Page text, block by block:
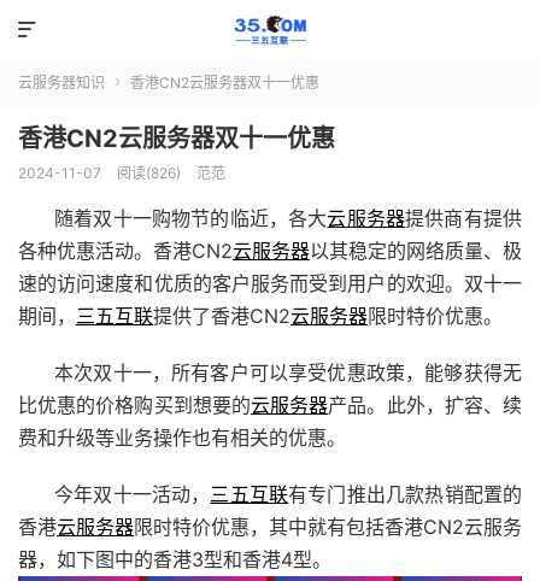

云服务器知识  香港CN2云服务器双十一优惠
香港CN2云服务器双十一优惠
2024-11-07 阅读(826) 范范
随着双十一购物节的临近，各大云服务器提供商有提供
各种优惠活动。香港CN2云服务器以其稳定的网络质量、极
速的访问速度和优质的客户服务而受到用户的欢迎。双十一
期间， 三五互联提供了香港CN2云服务器限时特价优惠。
本次双十一，所有客户可以享受优惠政策，能够获得无
比优惠的价格购买到想要的云服务器产品。此外，扩容、续
费和升级等业务操作也有相关的优惠。
今年双十一活动， 三五互联有专门推出几款热销配置的
香港云服务器限时特价优惠，其中就有包括香港CN2云服务
器，如下图中的香港3型和香港4型。